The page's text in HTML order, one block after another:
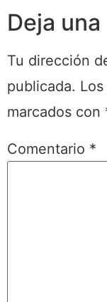
Deja
Tu dirección
publicada.
marcados con
Comentario *